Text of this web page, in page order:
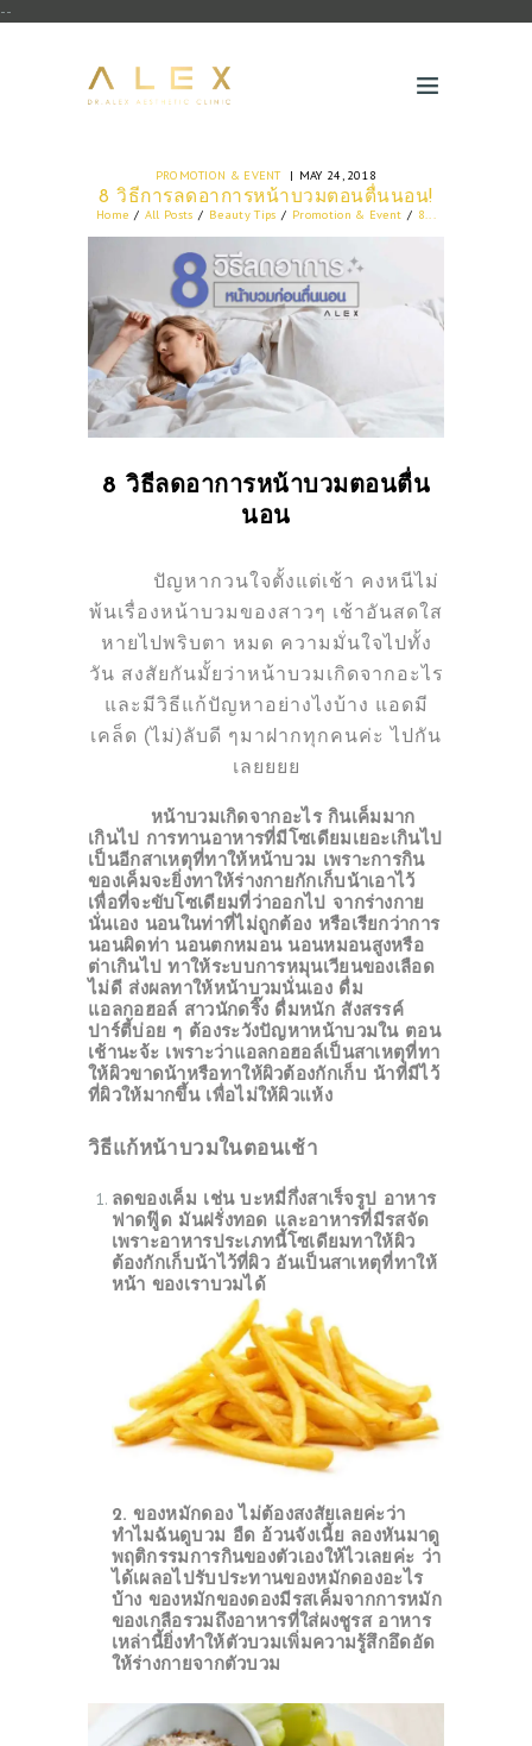
--
PROMOTION & EVENT MAY 24, 2018
8 วิธีการลดอาการหน้าบวมตอนตื่นนอน!
Home All Posts Beauty Tips Promotion & Event 8...
8 วิธีลดอาการหน้าบวมตอนตื่น
นอน
ปัญหากวนใจตั้งแต่เช้า คงหนีไม่
พ้นเรื่องหน้าบวมของสาวๆ เช้าอันสดใส
หายไปพริบตา หมด ความมั่นใจไปทั้ง
วัน สงสัยกันมั้ยว่าหน้าบวมเกิดจากอะไร
และมีวิธีแก้ปัญหาอย่างไงบ้าง แอดมี
เคล็ด (ไม่)ลับดี ๆมาฝากทุกคนค่ะ ไปกัน
เลยยยย
หน้าบวมเกิดจากอะไรกินเค็มมาก
เกินไป การทานอาหารที่มีโซเดียมเยอะเกินไป
เป็นอีกสาเหตุที่ทาให้หน้าบวม เพราะการกิน
ของเค็มจะยิ่งทาให้ร่างกายกักเก็บน้าเอาไว้
เพื่อที่จะขับโซเดียมที่ว่าออกไป จากร่างกาย
นั่นเอง นอนในท่าที่ไม่ถูกต้อง หรือเรียกว่าการ
นอนผิดท่า นอนตกหมอน นอนหมอนสูงหรือ
ต่าเกินไป ทาให้ระบบการหมุนเวียนของเลือด
ไม่ดี ส่งผลทาให้หน้าบวมนั่นเอง ดื่ม
แอลกอฮอล์ สาวนักดริ๊ง ดื่มหนัก สังสรรค์
ปาร์ตี้บ่อย ๆ ต้องระวังปัญหาหน้าบวมใน ตอน
เช้านะจ้ะ เพราะว่าแอลกอฮอล์เป็นสาเหตุที่ทา
ให้ผิวขาดน้าหรือทาให้ผิวต้องกักเก็บ น้าที่มีไว้
ที่ผิวให้มากขึ้น เพื่อไม่ให้ผิวแห้ง
วิธีแก้หน้าบวมในตอนเช้า
ลดของเค็ม เช่น บะหมี่กึ่งสาเร็จรูป อาหาร
ฟาดฟู๊ด มันฝรั่งทอด และอาหารที่มีรสจัด
เพราะอาหารประเภทนี้โซเดียมทาให้ผิว
ต้องกักเก็บน้าไว้ที่ผิว อันเป็นสาเหตุที่ทาให้
หน้า ของเราบวมได้
2. ของหมักดอง ไม่ต้องสงสัยเลยค่ะว่า
ทำไมฉันดูบวม อืด อ้วนจังเนี้ย ลองหันมาดู
พฤติกรรมการกินของตัวเองให้ไวเลยค่ะ ว่า
ได้เผลอไปรับประทานของหมักดองอะไร
บ้าง ของหมักของดองมีรสเค็มจากการหมัก
ของเกลือรวมถึงอาหารที่ใส่ผงชูรส อาหาร
เหล่านี้ยิ่งทำให้ตัวบวมเพิ่มความรู้สึกอึดอัด
ให้ร่างกายจากตัวบวม